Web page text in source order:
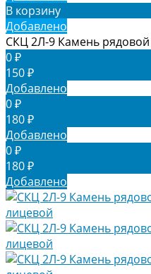
В корзину
Добавлено
СКЦ 2Л-9 Камень
0 ₽
150 ₽
Добавлено
0 ₽
180 ₽
Добавлено
0 ₽
180 ₽
Добавлено